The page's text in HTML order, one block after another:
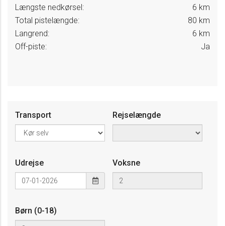
Længste nedkørsel:
6 km
Total pistelængde:
80 km
Langrend:
6 km
Off-piste:
Ja
Transport Rejselængde
Udrejse Voksne
Børn (0-18)